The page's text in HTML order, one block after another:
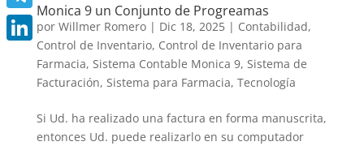
Monica 9 un Conjunto de Progreamas
por Willmer Romero| Dic 18, 2025| Contabilidad,
Control de Inventario, Control de Inventario para
Farmacia, Sistema Contable Monica 9, Sistema de
Facturación, Sistema para Farmacia, Tecnología
Si Ud. ha realizado una factura en forma manuscrita,
entonces Ud. puede realizarlo en su computador
Telegram
LinkedIn